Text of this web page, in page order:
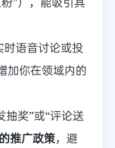
时语音讨论或投
加你在领域内的
抽奖”或“评论送
推广政策，避